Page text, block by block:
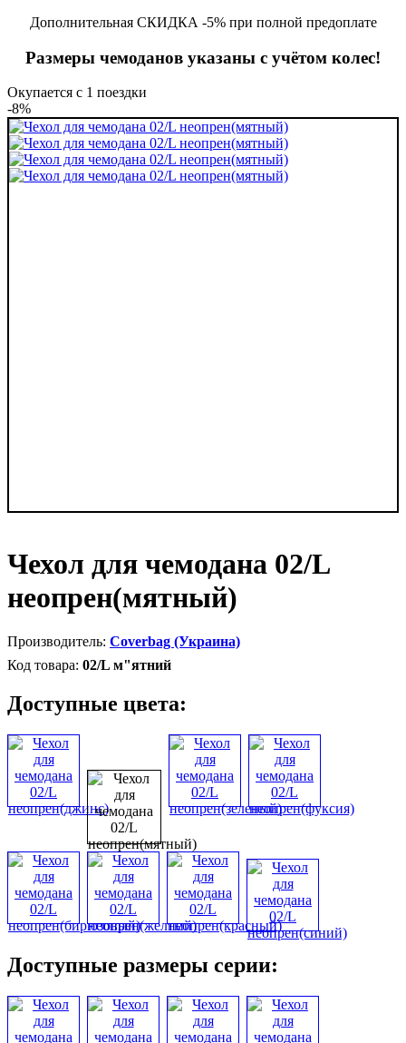
Дополнительная СКИДКА -5% при полной предоплате
Размеры чемоданов указаны с учётом колес!
Окупается с 1 поездки
-8%
Чехол для чемодана 02/L
неопрен(мятный)
Coverbag (Украина)
02/L м"ятний
Доступные цвета:
Доступные размеры серии: